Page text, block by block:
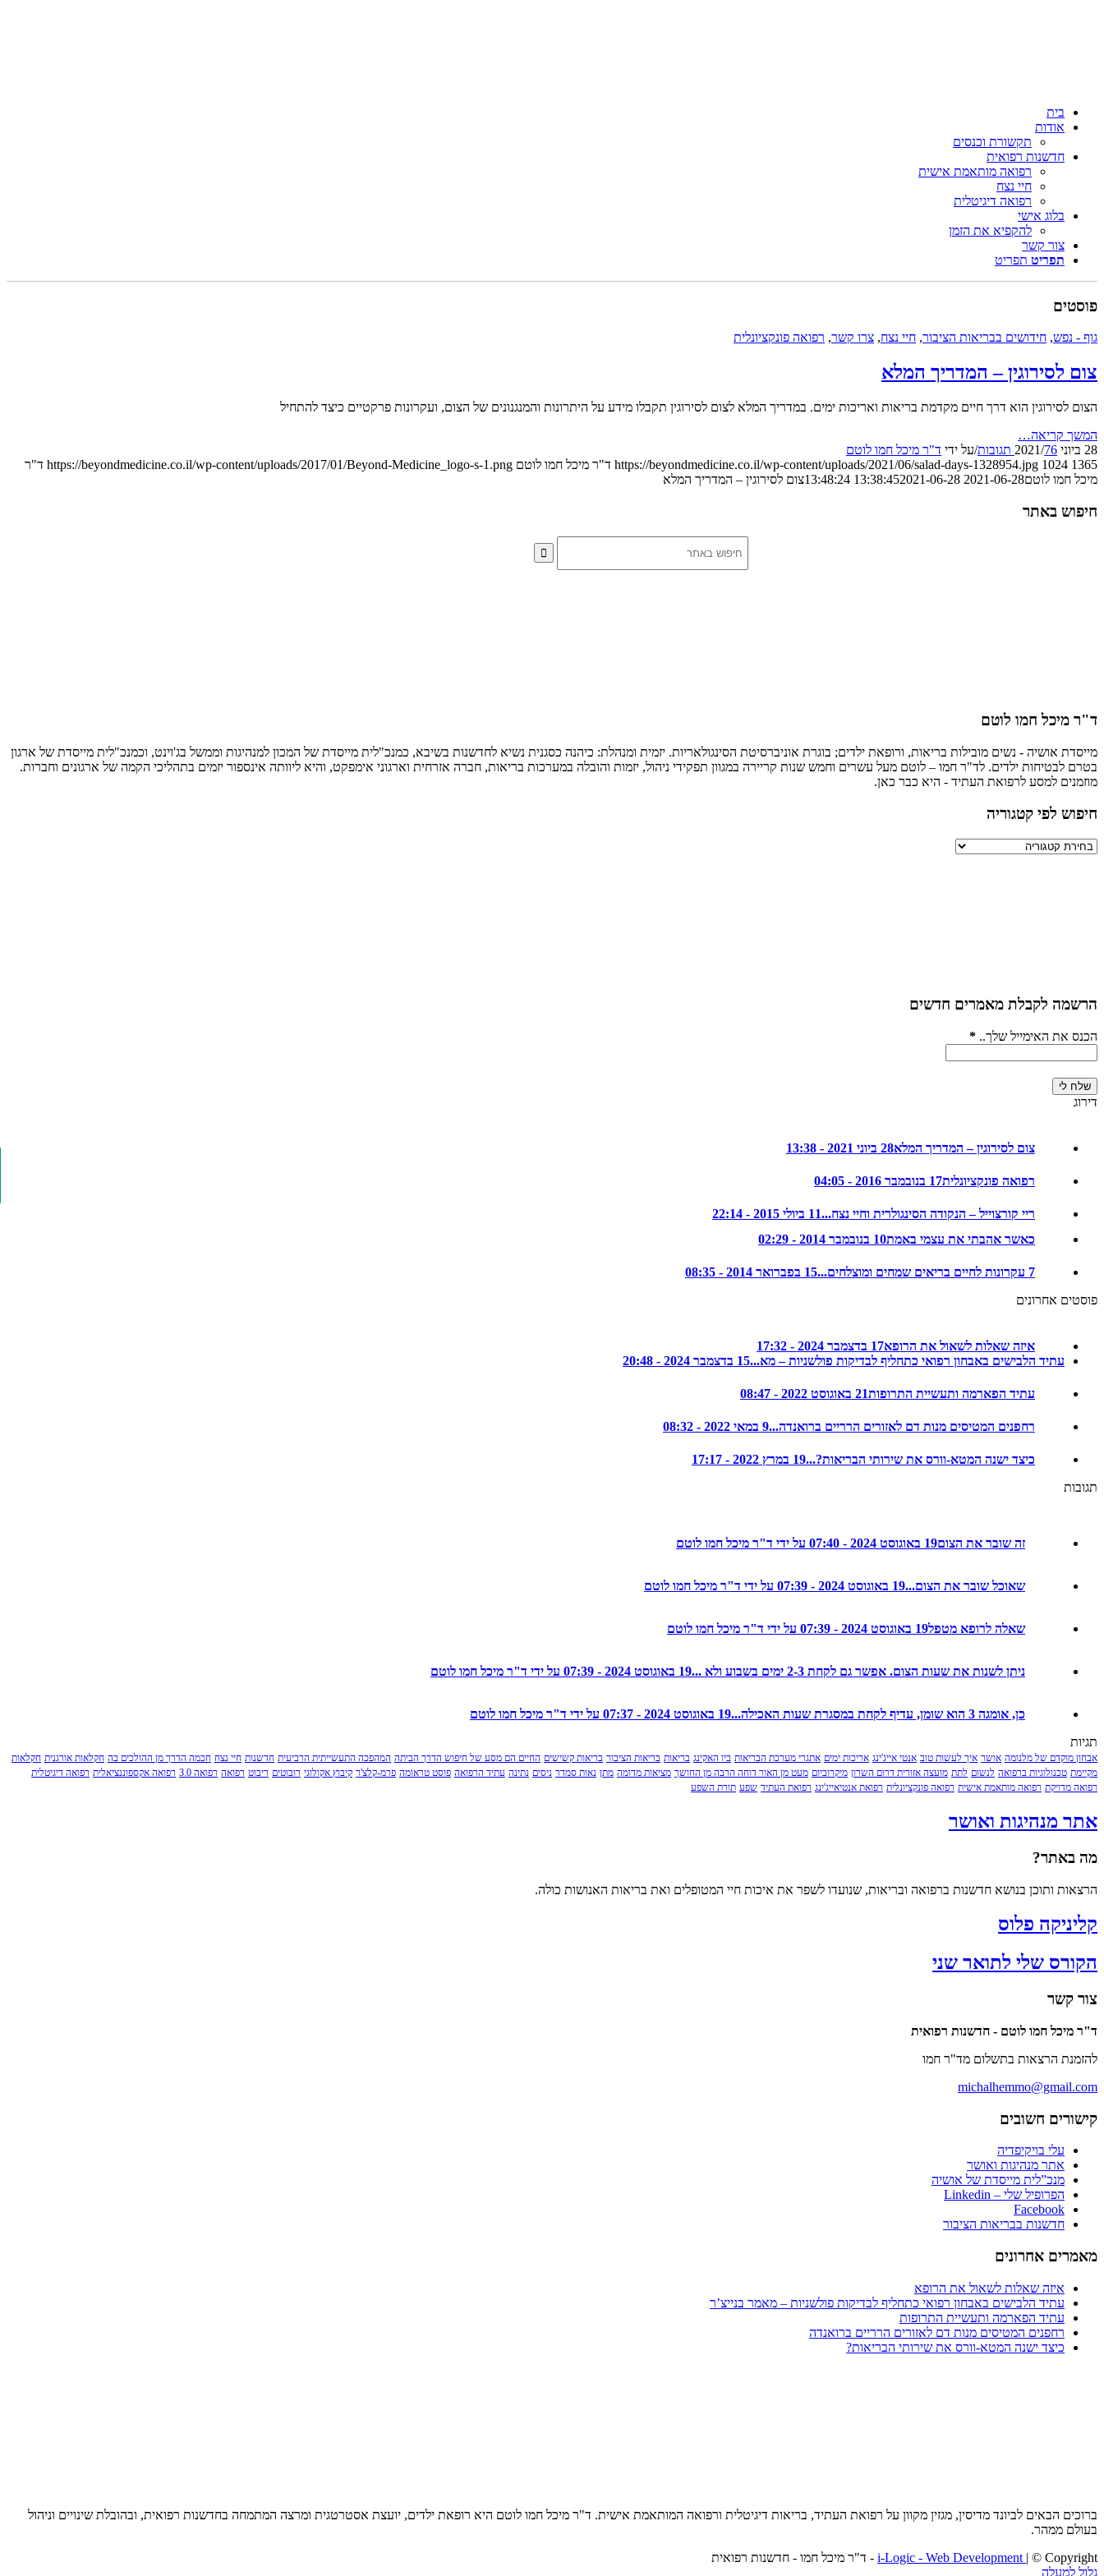
בית
אודות
תקשורת וכנסים
חדשנות רפואית
רפואה מותאמת אישית
חיי נצח
רפואה דיגיטלית
בלוג אישי
להקפיא את הזמן
צור קשר
תפריט תפריט
פוסטים
גוף - נפש, חידושים בבריאות הציבור, חיי נצח, צרו קשר, רפואה פונקציונלית
צום לסירוגין – המדריך המלא
הצום לסירוגין הוא דרך חיים מקדמת בריאות ואריכות ימים. במדריך המלא לצום לסירוגין תקבלו מידע על היתרונות והמנגנונים של הצום, ועקרונות פרקטיים כיצד להתחיל
המשך קריאה…
28 ביוני 2021
/76 תגובות /על ידי ד"ר מיכל חמו לוטם
https://beyondmedicine.co.il/wp-content/uploads/2021/06/salad-days-1328954.jpg 1024 1365 ד"ר מיכל חמו לוטם https://beyondmedicine.co.il/wp-content/uploads/2017/01/Beyond-Medicine_logo-s-1.png ד"ר
מיכל חמו לוטם2021-06-28 13:38:45
2021-06-28 13:48:24 צום לסירוגין – המדריך המלא
חיפוש באתר
ד"ר מיכל חמו לוטם
מייסדת אושיה - נשים מובילות בריאות, ורופאת ילדים; בוגרת אוניברסיטת הסינגולאריות. יזמית ומנהלת: כיהנה כסגנית נשיא לחדשנות בשיבא, כמנכ"לית מייסדת של המכון למנהיגות וממשל בג'וינט, וכמנכ"לית מייסדת של ארגון
בטרם לבטיחות ילדים. לד"ר חמו – לוטם מעל עשרים וחמש שנות קריירה במגוון תפקידי ניהול, יזמות והובלה במערכות בריאות, חברה אזרחית וארגוני אימפקט, והיא ליוותה אינספור יזמים בתהליכי הקמה של ארגונים וחברות.
מוזמנים למסע לרפואת העתיד - היא כבר כאן.
חיפוש לפי קטגוריה
חיפוש
הרשמה לקבלת מאמרים חדשים
הכנס את האימייל שלך.. *
דירוג
צום לסירוגין – המדריך המלא28 ביוני 2021 - 13:38
רפואה פונקציונלית17 בנובמבר 2016 - 04:05
ריי קורצוייל – הנקודה הסינגולרית וחיי נצח...11 ביולי 2015 - 22:14
כאשר אהבתי את עצמי באמת10 בנובמבר 2014 - 02:29
7 עקרונות לחיים בריאים שמחים ומוצלחים...
15 בפברואר 2014 - 08:35
פוסטים אחרונים
איזה שאלות לשאול את הרופא17 בדצמבר 2024 - 17:32
עתיד הלבישים באבחון רפואי כתחליף לבדיקות פולשניות – מא...15 בדצמבר 2024 - 20:48
עתיד הפארמה ותעשיית התרופות21 באוגוסט 2022 - 08:47
רחפנים המטיסים מנות דם לאזורים הרריים ברואנדה...9 במאי 2022 - 08:32
כיצד ישנה המטא-וורס את שירותי הבריאות?...19 במרץ 2022 - 17:17
תגובות
זה שובר את הצום19 באוגוסט 2024 - 07:40 על ידי ד"ר מיכל חמו לוטם
שאוכל שובר את הצום...19 באוגוסט 2024 - 07:39 על ידי ד"ר מיכל חמו לוטם
שאלה לרופא מטפל19 באוגוסט 2024 - 07:39 על ידי ד"ר מיכל חמו לוטם
ניתן לשנות את שעות הצום. אפשר גם לקחת 2-3 ימים בשבוע ולא ... 19 באוגוסט 2024 - 07:39 על ידי ד"ר מיכל חמו לוטם
כן, אומגה 3 הוא שומן, עדיף לקחת במסגרת שעות האכילה...
19 באוגוסט 2024 - 07:37 על ידי ד"ר מיכל חמו לוטם
תגיות
אבחון מוקדם של מלנומה אושר איך לעשות טוב אנטי אייג'ינג אריכות ימים אתגרי מערכת הבריאות ביו האקינג בריאות בריאות הציבור בריאות קשישים החיים הם מסע של חיפוש הדרך הביתה המהפכה התעשייתית הרביעית חדשנות חיי נצח חכמה הדרך מן ההולכים בה חקלאות אורגנית חקלאות
מקיימת טכנולוגיות ברפואה לנשום לתת מועצה אזורית דרום השרון מיקרוביום מעט מן האור דוחה הרבה מן החושך מציאות מדומה מתן נאות סמדר ניסים נתינה עתיד הרפואה פוסט טראומה פרמ-קלצ'ר קיבוץ אקולוגי רובוטים ריבוט רפואה רפואה 3.0 רפואה אקספוננציאלית רפואה דיגיטלית
רפואה מדויקת רפואה מותאמת אישית רפואה פונקציונלית רפואת אנטיאייג'ינג רפואת העתיד שפע תורת השפע
אתר מנהיגות ואושר
מה באתר?
הרצאות ותוכן בנושא חדשנות ברפואה ובריאות, שנועדו לשפר את איכות חיי המטופלים ואת בריאות האנושות כולה.
קליניקה פלוס
הקורס שלי לתואר שני
צור קשר
ד"ר מיכל חמו לוטם - חדשנות רפואית
להזמנת הרצאות בתשלום מד"ר חמו
michalhemmo@gmail.com
קישורים חשובים
עלי בויקיפדיה
אתר מנהיגות ואושר
מנכ”לית מייסדת של אושיה
הפרופיל שלי – Linkedin
Facebook
חדשנות בבריאות הציבור
מאמרים אחרונים
איזה שאלות לשאול את הרופא
עתיד הלבישים באבחון רפואי כתחליף לבדיקות פולשניות – מאמר בנייצ’ר
עתיד הפארמה ותעשיית התרופות
רחפנים המטיסים מנות דם לאזורים הרריים ברואנדה
כיצד ישנה המטא-וורס את שירותי הבריאות?
ברוכים הבאים לביונד מדיסין, מגזין מקוון על רפואת העתיד, בריאות דיגיטלית ורפואה המותאמת אישית. ד"ר מיכל חמו לוטם היא רופאת ילדים, יועצת אסטרטגית ומרצה המתמחה בחדשנות רפואית, ובהובלת שינויים וניהול
בעולם ממהר.
i-Logic - Web Development | © Copyright - ד"ר מיכל חמו - חדשנות רפואית
גלול למעלה